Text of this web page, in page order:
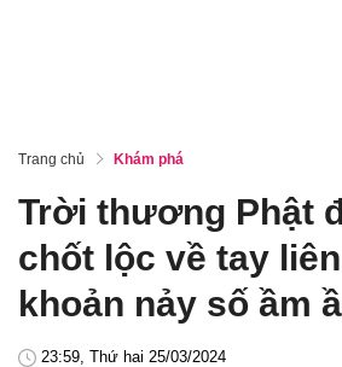
Trang chủ Khám phá
Trời thương Phật
chốt lộc về tay
khoản nảy số ầm
23:59, Thứ hai 25/03/2024